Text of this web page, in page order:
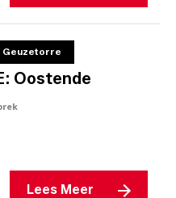
Geuzetorre
Oostende
Lees Meer